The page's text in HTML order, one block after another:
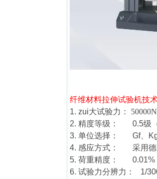
纤维材料拉伸试验机技
1. zui大试验力： 50000N
2. 精度等级： 0.5级（
3. 单位选择： Gf、Kgf
4. 感应方式： 采用德
5. 荷重精度： 0.01%
6. 试验力分辨力： 1/